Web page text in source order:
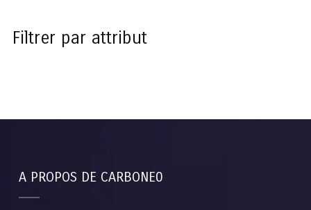
Filtrer par attribut
A PROPOS DE CARBONE0